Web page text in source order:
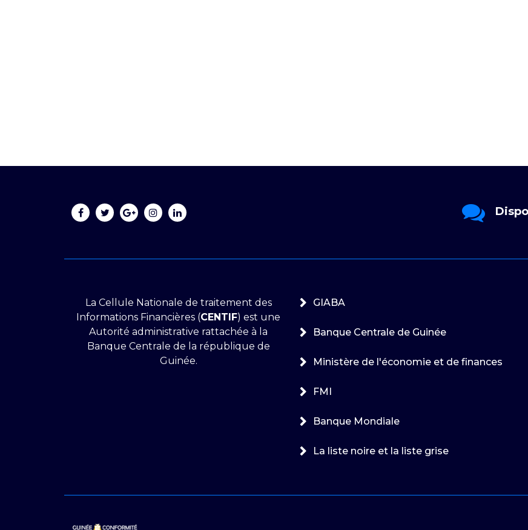
La Cellule Nationale de traitement des
Informations Financières (CENTIF) est une
Autorité administrative rattachée à la
Banque Centrale de la république de
Guinée.
GIABA
Banque Centrale de Guinée
Ministère de l'économie et de finances
FMI
Banque Mondiale
La liste noire et la liste grise